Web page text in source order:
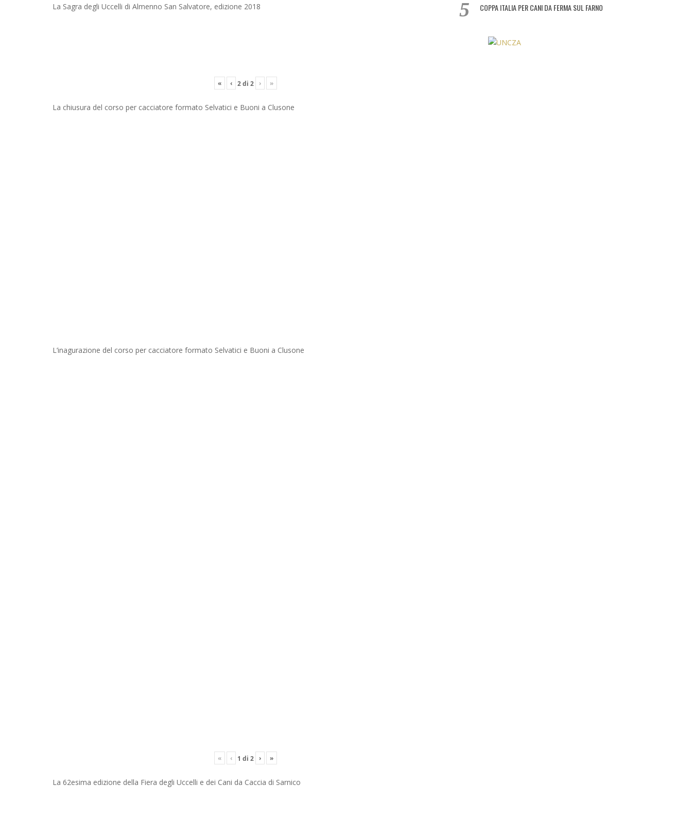
La Sagra degli Uccelli di Almenno San Salvatore, edizione 2018
« ‹ 2di 2 › »
La chiusura del corso per cacciatore formato Selvatici e Buoni a Clusone
L’inagurazione del corso per cacciatore formato Selvatici e Buoni a Clusone
« ‹ 1 di 2 › »
La 62esima edizione della Fiera degli Uccelli e dei Cani da Caccia di Sarnico
COPPA ITALIA PER CANI DA FERMA SUL FARNO